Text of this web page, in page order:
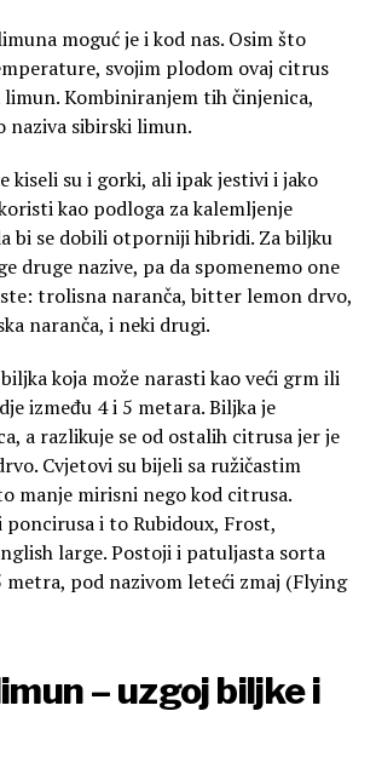
moguć je i kod nas. Osim što
svojim plodom ovaj citrus
limun. Kombiniranjem tih činjenica,
naziva sibirski limun.
kiseli su i gorki, ali ipak jestivi i jako
kao podloga za kalemljenje
bi se dobili otporniji hibridi. Za biljku
druge nazive, pa da spomenemo one
trolisna naranča, bitter lemon drvo,
naranča, i neki drugi.
koja može narasti kao veći grm ili
između 4 i 5 metara. Biljka je
a razlikuje se od ostalih citrusa jer je
Cvjetovi su bijeli sa ružičastim
manje mirisni nego kod citrusa.
i to Rubidoux, Frost,
large. Postoji i patuljasta sorta
metra, pod nazivom leteći zmaj (Flying
– uzgoj biljke i